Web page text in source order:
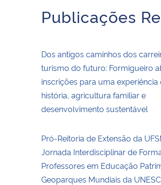
Publicações
Dos antigos caminhos dos
turismo do futuro: Formigueiro
inscrições para uma experiência
história, agricultura familiar e
desenvolvimento sustentável
Pró-Reitoria de Extensão da
Jornada Interdisciplinar de
Professores em Educação
Geoparques Mundiais da